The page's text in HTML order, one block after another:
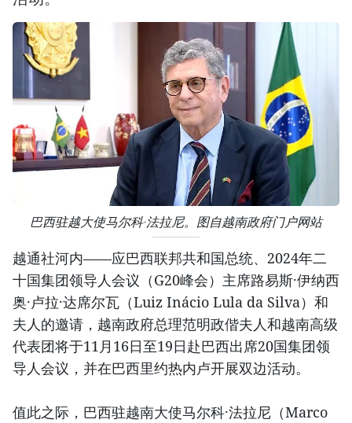
巴西驻越大使马尔科·法拉尼。图自越南政府门户网站
越通社河内——应巴西联邦共和国总统、2024年二
十国集团领导人会议（G20峰会）主席路易斯·伊纳西
奥·卢拉·达席尔瓦（Luiz Inácio Lula da Silva）和
夫人的邀请，越南政府总理范明政偕夫人和越南高级
代表团将于11月16日至19日赴巴西出席20国集团领
导人会议，并在巴西里约热内卢开展双边活动。
值此之际，巴西驻越南大使马尔科·法拉尼（Marco